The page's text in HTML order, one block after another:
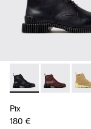
Pix - K400830-
Pix - Pix
Pix
180 €